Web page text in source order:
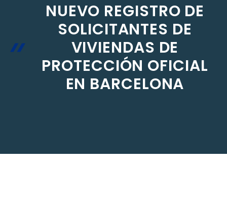
NUEVO REGISTRO DE
SOLICITANTES DE
VIVIENDAS DE
PROTECCIÓN OFICIAL
EN BARCELONA